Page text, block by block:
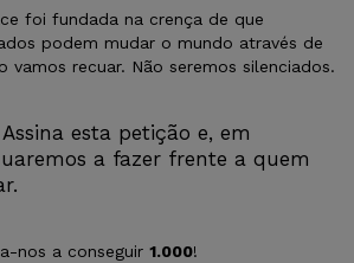
foi fundada na crença de que
podem mudar o mundo através de
vamos recuar. Não seremos silenciados.
esta petição e, em
a fazer frente a quem
nos a conseguir 1.000!